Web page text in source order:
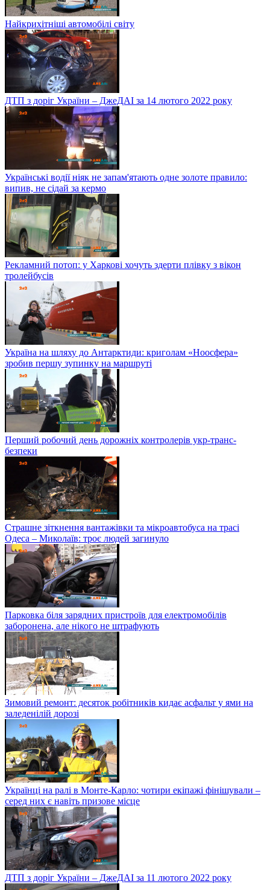
Найкрихітніші автомобілі світу
ДТП з доріг України – ДжеДАІ за 14 лютого 2022 року
Українські водії ніяк не запам'ятають одне золоте правило:
випив, не сідай за кермо
Рекламний потоп: у Харкові хочуть здерти плівку з вікон
тролейбусів
Україна на шляху до Антарктиди: криголам «Ноосфера»
зробив першу зупинку на маршруті
Перший робочий день дорожніх контролерів укр-транс-
безпеки
Страшне зіткнення вантажівки та мікроавтобуса на трасі
Одеса – Миколаїв: троє людей загинуло
Парковка біля зарядних пристроїв для електромобілів
заборонена, але нікого не штрафують
Зимовий ремонт: десяток робітників кидає асфальт у ями на
заледенілій дорозі
Українці на ралі в Монте-Карло: чотири екіпажі фінішували –
серед них є навіть призове місце
ДТП з доріг України – ДжеДАІ за 11 лютого 2022 року